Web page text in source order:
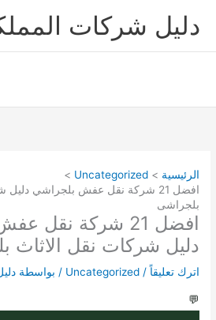
دليل شركات
الرئيسية
Uncategorized
افضل 21 شركة نقل عفش بلجراشي
بلجراشى
افضل 21 شركة
دليل شركات نقل الاثاث
اترك تعليقاً /
Uncategorized / بواسطة
💬